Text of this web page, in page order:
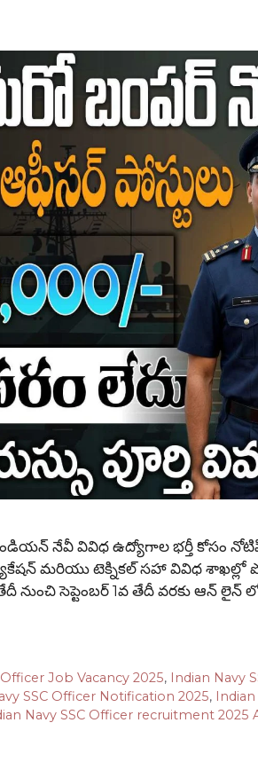
నేవీ వివిధ ఉద్యోగాల భర్తీ కోసం
మరియు టెక్నికల్ సహా వివిధ శాఖల్లో
నుంచి సెప్టెంబర్ 1వ తేదీ వరకు ఆన్ లైన్
Officer Job Vacancy 2025, Indian Navy
SSC Officer Notification 2025,
Navy SSC Officer recruitment 2025